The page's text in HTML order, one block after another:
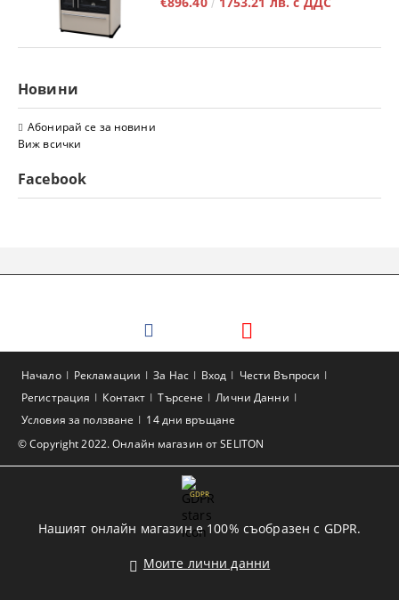
Новини
Абонирай се за новини
Виж всички
Facebook
© Copyright 2022. Онлайн магазин от SELITON
Начало Рекламации За Нас Вход
Чести Въпроси
Регистрация
Контакт Търсене
Лични Данни
Условия за ползване
14 дни връщане
GDPR
Нашият онлайн магазин е 100% съобразен с GDPR.
Моите лични данни